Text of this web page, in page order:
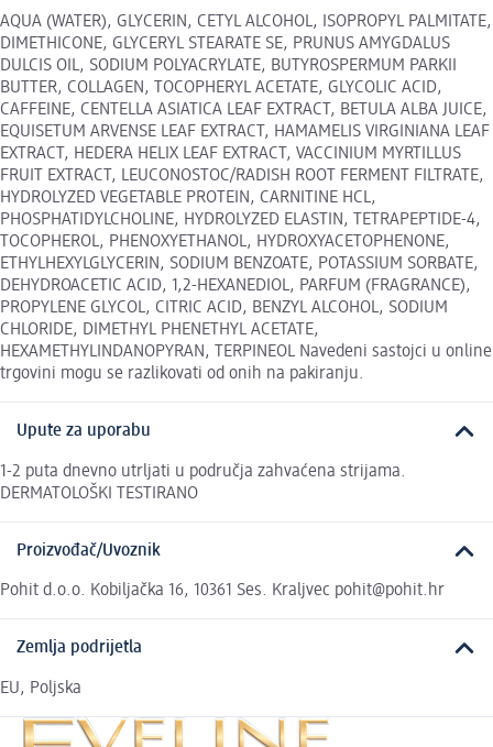
AQUA (WATER), GLYCERIN, CETYL ALCOHOL, ISOPROPYL PALMITATE,
DIMETHICONE, GLYCERYL STEARATE SE, PRUNUS AMYGDALUS
DULCIS OIL, SODIUM POLYACRYLATE, BUTYROSPERMUM PARKII
BUTTER, COLLAGEN, TOCOPHERYL ACETATE, GLYCOLIC ACID,
CAFFEINE, CENTELLA ASIATICA LEAF EXTRACT, BETULA ALBA JUICE,
EQUISETUM ARVENSE LEAF EXTRACT, HAMAMELIS VIRGINIANA LEAF
EXTRACT, HEDERA HELIX LEAF EXTRACT, VACCINIUM MYRTILLUS
FRUIT EXTRACT, LEUCONOSTOC/RADISH ROOT FERMENT FILTRATE,
HYDROLYZED VEGETABLE PROTEIN, CARNITINE HCL,
PHOSPHATIDYLCHOLINE, HYDROLYZED ELASTIN, TETRAPEPTIDE-4,
TOCOPHEROL, PHENOXYETHANOL, HYDROXYACETOPHENONE,
ETHYLHEXYLGLYCERIN, SODIUM BENZOATE, POTASSIUM SORBATE,
DEHYDROACETIC ACID, 1,2-HEXANEDIOL, PARFUM (FRAGRANCE),
PROPYLENE GLYCOL, CITRIC ACID, BENZYL ALCOHOL, SODIUM
CHLORIDE, DIMETHYL PHENETHYL ACETATE,
HEXAMETHYLINDANOPYRAN, TERPINEOL Navedeni sastojci u online
trgovini mogu se razlikovati od onih na pakiranju.
Upute za uporabu
1-2 puta dnevno utrljati u područja zahvaćena strijama.
DERMATOLOŠKI TESTIRANO
Proizvođač/Uvoznik
Pohit d.o.o. Kobiljačka 16, 10361 Ses. Kraljvec pohit@pohit.hr
Zemlja podrijetla
EU, Poljska